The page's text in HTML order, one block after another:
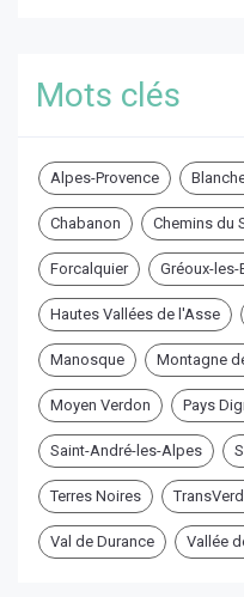
Mots clés
Alpes-Provence
Chabanon Chemins du
Forcalquier Gréoux-les-
Hautes Vallées de l'Asse
Manosque Montagne
Moyen Verdon Pays
Saint-André-les-Alpes
Terres Noires
Val de Durance Vallée